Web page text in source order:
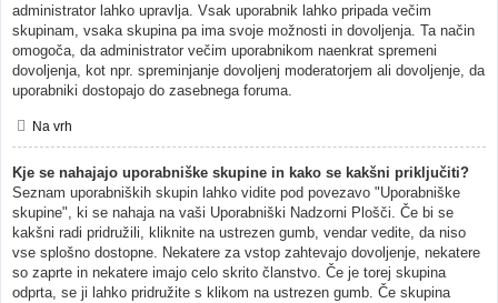
administrator lahko upravlja. Vsak uporabnik lahko pripada večim
skupinam, vsaka skupina pa ima svoje možnosti in dovoljenja. Ta način
omogoča, da administrator večim uporabnikom naenkrat spremeni
dovoljenja, kot npr. spreminjanje dovoljenj moderatorjem ali dovoljenje, da
uporabniki dostopajo do zasebnega foruma.
Na vrh
Kje se nahajajo uporabniške skupine in kako se kakšni priključiti?
Seznam uporabniških skupin lahko vidite pod povezavo "Uporabniške
skupine", ki se nahaja na vaši Uporabniški Nadzorni Plošči. Če bi se
kakšni radi pridružili, kliknite na ustrezen gumb, vendar vedite, da niso
vse splošno dostopne. Nekatere za vstop zahtevajo dovoljenje, nekatere
so zaprte in nekatere imajo celo skrito članstvo. Če je torej skupina
odprta, se ji lahko pridružite s klikom na ustrezen gumb. Če skupina